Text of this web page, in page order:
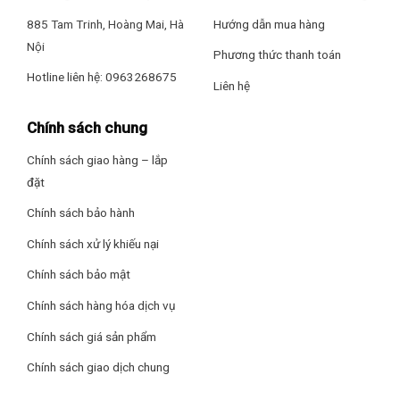
– Loa thanh Samsung có hệ thống âm thanh
mang đến trải nghiệm âm thanh sống động,
cuốn hút.
Công nghệ âm thanh
–Chế độ Voice Enhancement
885 Tam Trinh, Hoàng Mai, Hà
Nội
Hotline liên hệ: 0963268675
Hướng dẫn mua hàng
Phương thức thanh toán
Liên hệ
Chính sách chung
Chính sách giao hàng – lắp
đặt
Chính sách bảo hành
Chính sách xử lý khiếu nại
Chính sách bảo mật
Chính sách hàng hóa dịch vụ
Chính sách giá sản phẩm
Chính sách giao dịch chung